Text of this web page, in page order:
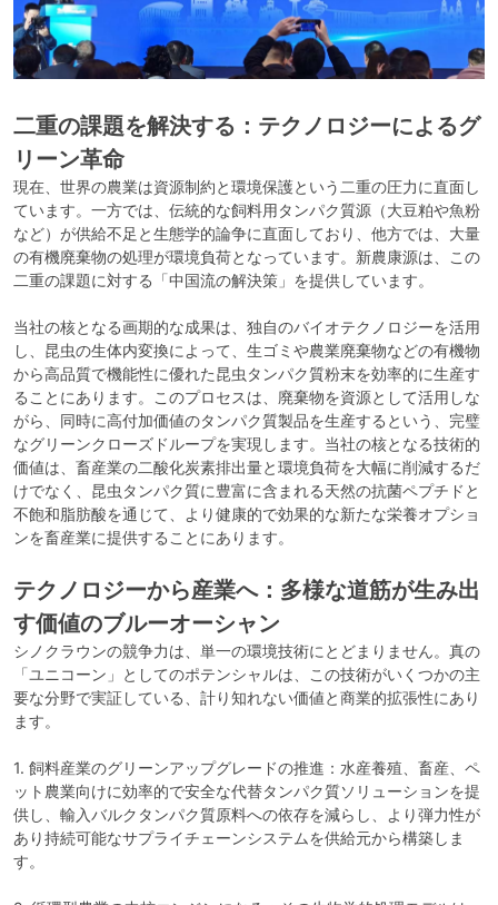
り
開
二重の課題を解決する：テクノロジーによるグ
リーン革命
現在、世界の農業は資源制約と環境保護という二重の圧力に直面し
ています。一方では、伝統的な飼料用タンパク質源（大豆粕や魚粉
など）が供給不足と生態学的論争に直面しており、他方では、大量
の有機廃棄物の処理が環境負荷となっています。新農康源は、この
二重の課題に対する「中国流の解決策」を提供しています。
当社の核となる画期的な成果は、独自のバイオテクノロジーを活用
し、昆虫の生体内変換によって、生ゴミや農業廃棄物などの有機物
から高品質で機能性に優れた昆虫タンパク質粉末を効率的に生産す
ることにあります。このプロセスは、廃棄物を資源として活用しな
がら、同時に高付加価値のタンパク質製品を生産するという、完璧
なグリーンクローズドループを実現します。当社の核となる技術的
価値は、畜産業の二酸化炭素排出量と環境負荷を大幅に削減するだ
けでなく、昆虫タンパク質に豊富に含まれる天然の抗菌ペプチドと
不飽和脂肪酸を通じて、より健康的で効果的な新たな栄養オプショ
ンを畜産業に提供することにあります。
テクノロジーから産業へ：多様な道筋が生み出
す価値のブルーオーシャン
シノクラウンの競争力は、単一の環境技術にとどまりません。真の
「ユニコーン」としてのポテンシャルは、この技術がいくつかの主
要な分野で実証している、計り知れない価値と商業的拡張性にあり
ます。
1. 飼料産業のグリーンアップグレードの推進：水産養殖、畜産、ペ
ット農業向けに効率的で安全な代替タンパク質ソリューションを提
供し、輸入バルクタンパク質原料への依存を減らし、より弾力性が
あり持続可能なサプライチェーンシステムを供給元から構築しま
す。